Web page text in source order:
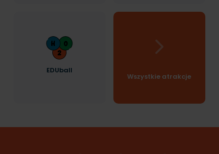
EDUball
Wszystkie atrakcje